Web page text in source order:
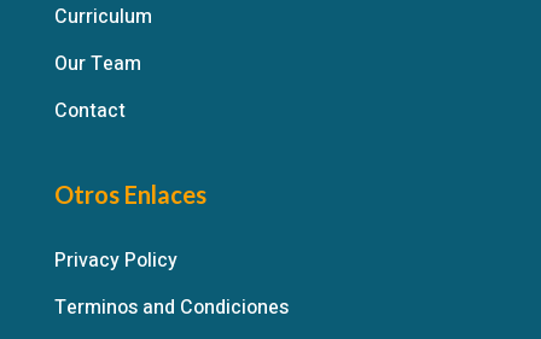
Curriculum
Our Team
Contact
Otros Enlaces
Privacy Policy
Terminos and Condiciones